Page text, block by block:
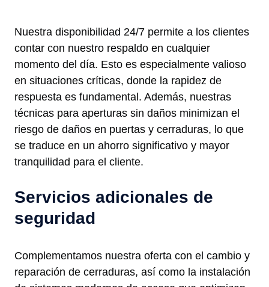
Nuestra disponibilidad 24/7 permite a los clientes
contar con nuestro respaldo en cualquier
momento del día. Esto es especialmente valioso
en situaciones críticas, donde la rapidez de
respuesta es fundamental. Además, nuestras
técnicas para aperturas sin daños minimizan el
riesgo de daños en puertas y cerraduras, lo que
se traduce en un ahorro significativo y mayor
tranquilidad para el cliente.
Servicios adicionales de
seguridad
Complementamos nuestra oferta con el cambio y
reparación de cerraduras, así como la instalación